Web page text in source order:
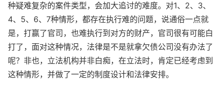
种疑难复杂的案件类型，会加大追讨的难度。对1、2、3、
4、5、6、7种情形，都存在执行难的问题，说通俗一点就
是，打赢了官司，也难执行到对方的财产，官司很有可能白
打了，面对这种情况，法律是不是就拿欠债公司没有办法了
呢？非也，立法机构并非白痴，在立法时，肯定已经考虑到
这种情形，并做了一定的制度设计和法律安排。